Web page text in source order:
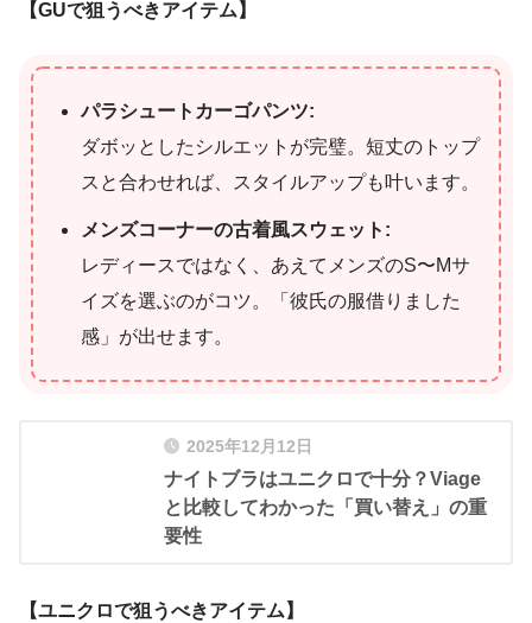
【GUで狙うべきアイテム】
パラシュートカーゴパンツ:
ダボッとしたシルエットが完璧。短丈のトップ
スと合わせれば、スタイルアップも叶います。
メンズコーナーの古着風スウェット:
レディースではなく、あえてメンズのS〜Mサ
イズを選ぶのがコツ。「彼氏の服借りました
感」が出せます。
2025年12月12日
ナイトブラはユニクロで十分？Viage
と比較してわかった「買い替え」の重
要性
【ユニクロで狙うべきアイテム】